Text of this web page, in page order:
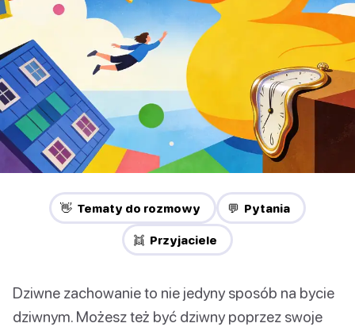
👋 Tematy do rozmowy 💬 Pytania
👯 Przyjaciele
Dziwne zachowanie to nie jedyny sposób na bycie
dziwnym. Możesz też być dziwny poprzez swoje